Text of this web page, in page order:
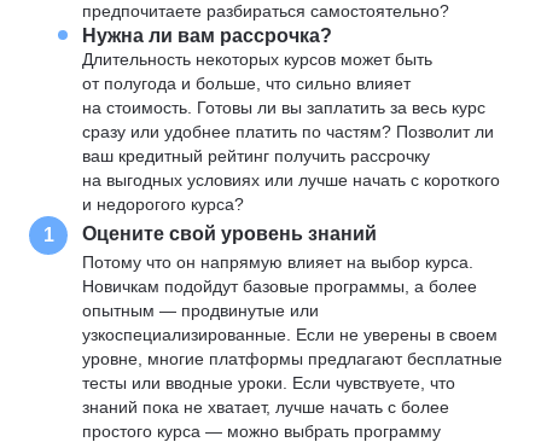
предпочитаете разбираться самостоятельно?
Нужна ли вам рассрочка?
Длительность некоторых курсов может быть
от полугода и больше, что сильно влияет
на стоимость. Готовы ли вы заплатить за весь курс
сразу или удобнее платить по частям? Позволит ли
ваш кредитный рейтинг получить рассрочку
на выгодных условиях или лучше начать с короткого
и недорогого курса?
1 Оцените свой уровень знаний
Потому что он напрямую влияет на выбор курса.
Новичкам подойдут базовые программы, а более
опытным — продвинутые или
узкоспециализированные. Если не уверены в своем
уровне, многие платформы предлагают бесплатные
тесты или вводные уроки. Если чувствуете, что
знаний пока не хватает, лучше начать с более
простого курса — можно выбрать программу